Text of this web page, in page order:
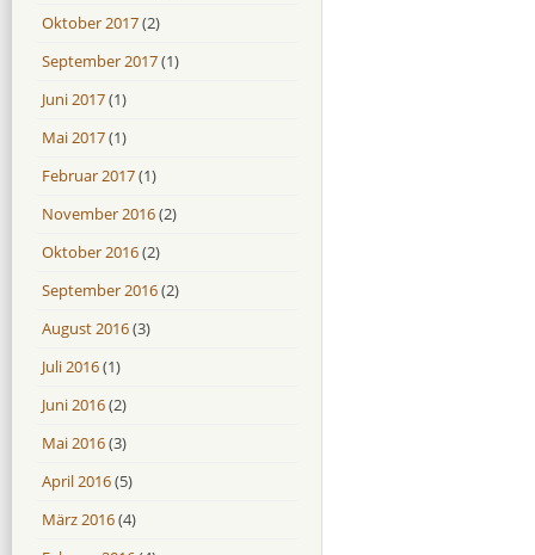
Oktober 2017(2)
September 2017(1)
Juni 2017(1)
Mai 2017(1)
Februar 2017(1)
November 2016(2)
Oktober 2016(2)
September 2016(2)
August 2016(3)
Juli 2016(1)
Juni 2016(2)
Mai 2016(3)
April 2016(5)
März 2016(4)